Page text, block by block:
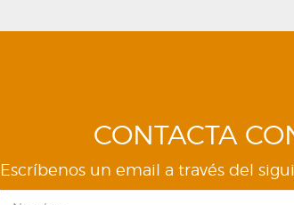
CONTACTA
Escríbenos un email a través del